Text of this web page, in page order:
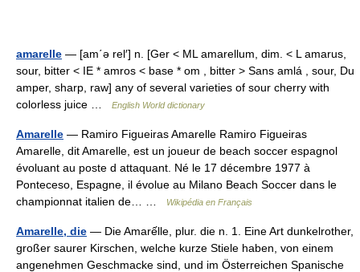
amarelle — [am΄ə rel′] n. [Ger < ML amarellum, dim. < L amarus,
sour, bitter < IE * amros < base * om , bitter > Sans amlá , sour, Du
amper, sharp, raw] any of several varieties of sour cherry with
colorless juice …
English World dictionary
Amarelle — Ramiro Figueiras Amarelle Ramiro Figueiras
Amarelle, dit Amarelle, est un joueur de beach soccer espagnol
évoluant au poste d attaquant. Né le 17 décembre 1977 à
Ponteceso, Espagne, il évolue au Milano Beach Soccer dans le
championnat italien de… …
Wikipédia en Français
Amarelle, die — Die Amarếlle, plur. die n. 1. Eine Art dunkelrother,
großer saurer Kirschen, welche kurze Stiele haben, von einem
angenehmen Geschmacke sind, und im Österreichen Spanische